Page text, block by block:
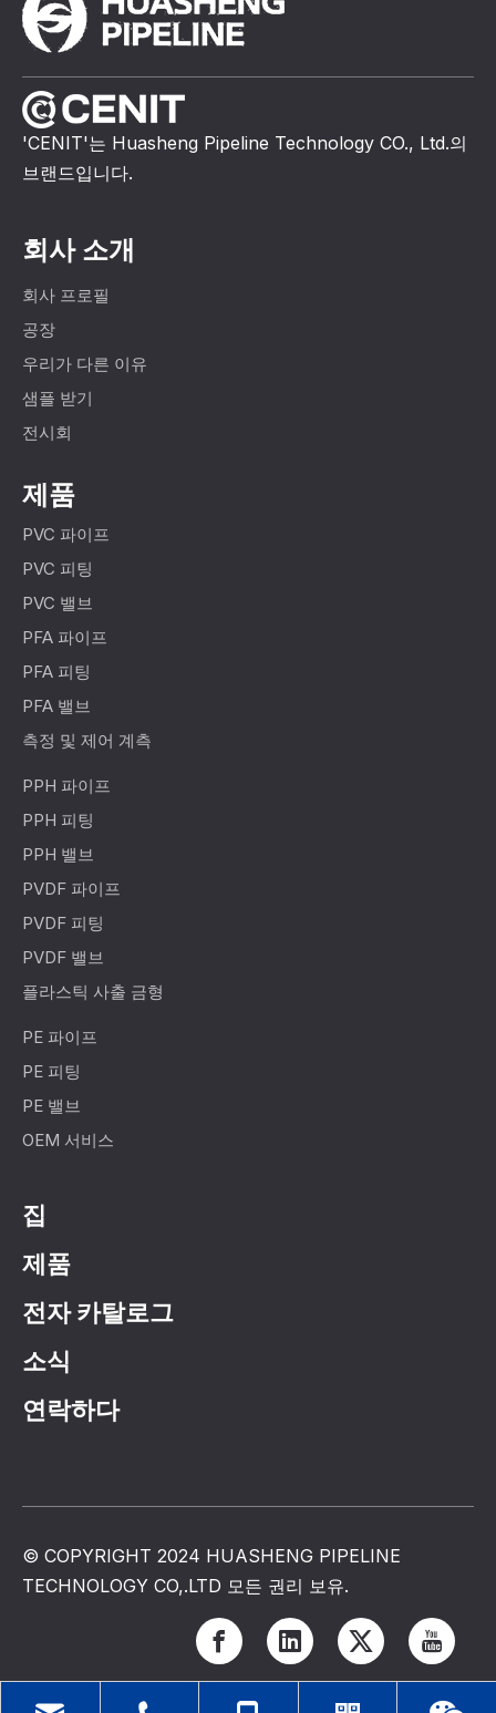
'CENIT'는 Huasheng Pipeline Technology CO., Ltd.의
브랜드입니다.
회사 소개
회사 프로필
공장
우리가 다른 이유
샘플 받기
전시회
제품
PVC 파이프
PVC 피팅
PVC 밸브
PFA 파이프
PFA 피팅
PFA 밸브
측정 및 제어 계측
PPH 파이프
PPH 피팅
PPH 밸브
PVDF 파이프
PVDF 피팅
PVDF 밸브
플라스틱 사출 금형
PE 파이프
PE 피팅
PE 밸브
OEM 서비스
집
제품
전자 카탈로그
소식
연락하다
© COPYRIGHT 2024 HUASHENG PIPELINE
TECHNOLOGY CO,.LTD 모든 권리 보유.